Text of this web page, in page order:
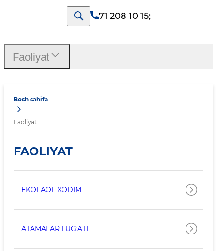
71 208 10 15;
Bosh sahifa
Faoliyat
FAOLIYAT
EKOFAOL XODIM
АTAMALAR LUG‘ATI
Faoliyat